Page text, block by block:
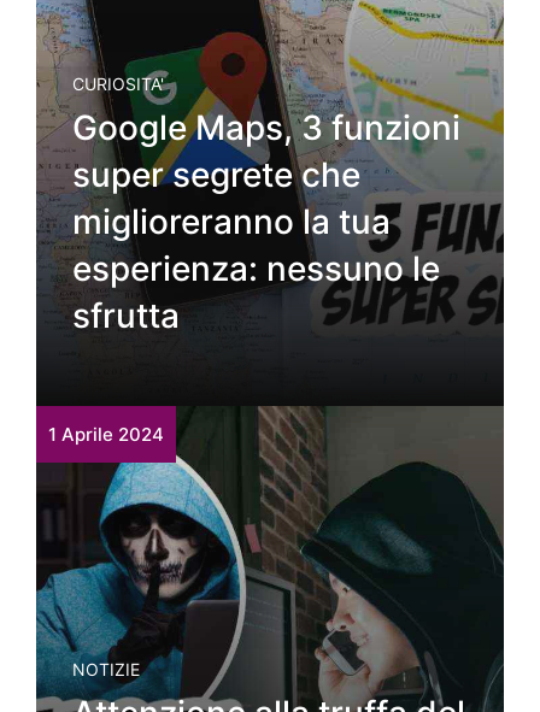
CURIOSITA'
Google Maps, 3 funzioni
super segrete che
miglioreranno la tua
esperienza: nessuno le
sfrutta
1 Aprile 2024
NOTIZIE